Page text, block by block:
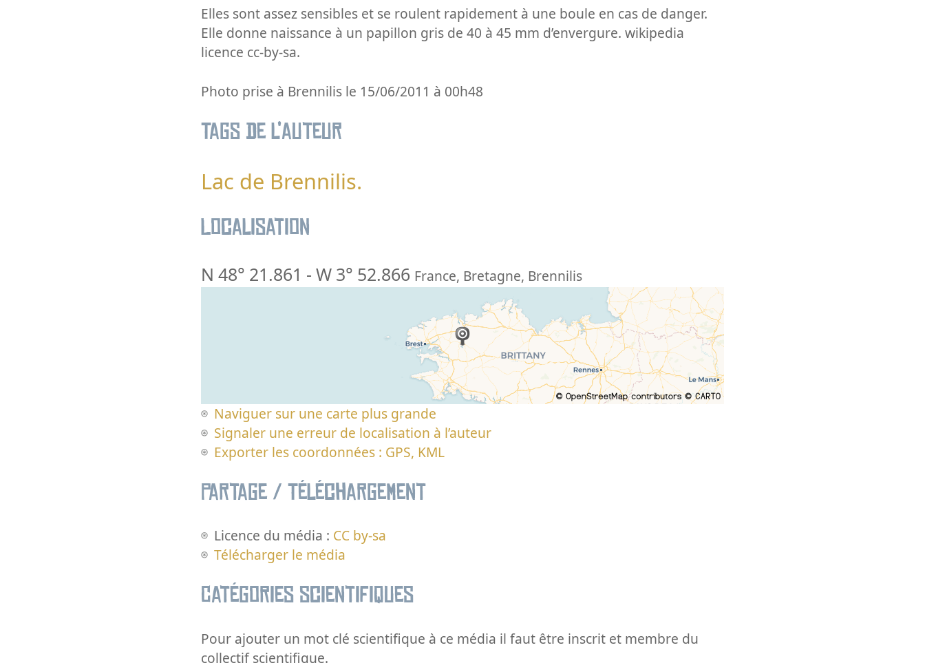
Elles sont assez sensibles et se roulent rapidement à une boule en cas de danger.
Elle donne naissance à un papillon gris de 40 à 45 mm d’envergure. wikipedia
licence cc-by-sa.
Photo prise à Brennilis le 15/06/2011 à 00h48
Tags de l’auteur
Lac de Brennilis.
Localisation
N 48° 21.861 - W 3° 52.866 France, Bretagne, Brennilis
Naviguer sur une carte plus grande
Signaler une erreur de localisation à l’auteur
Exporter les coordonnées : GPS, KML
Partage / Téléchargement
Licence du média : CC by-sa
Télécharger le média
Catégories scientifiques
Pour ajouter un mot clé scientifique à ce média il faut être inscrit et membre du
collectif scientifique.